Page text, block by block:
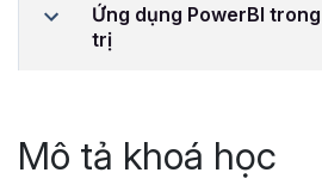
Ứng dụng PowerBI
trị
Mô tả khoá học